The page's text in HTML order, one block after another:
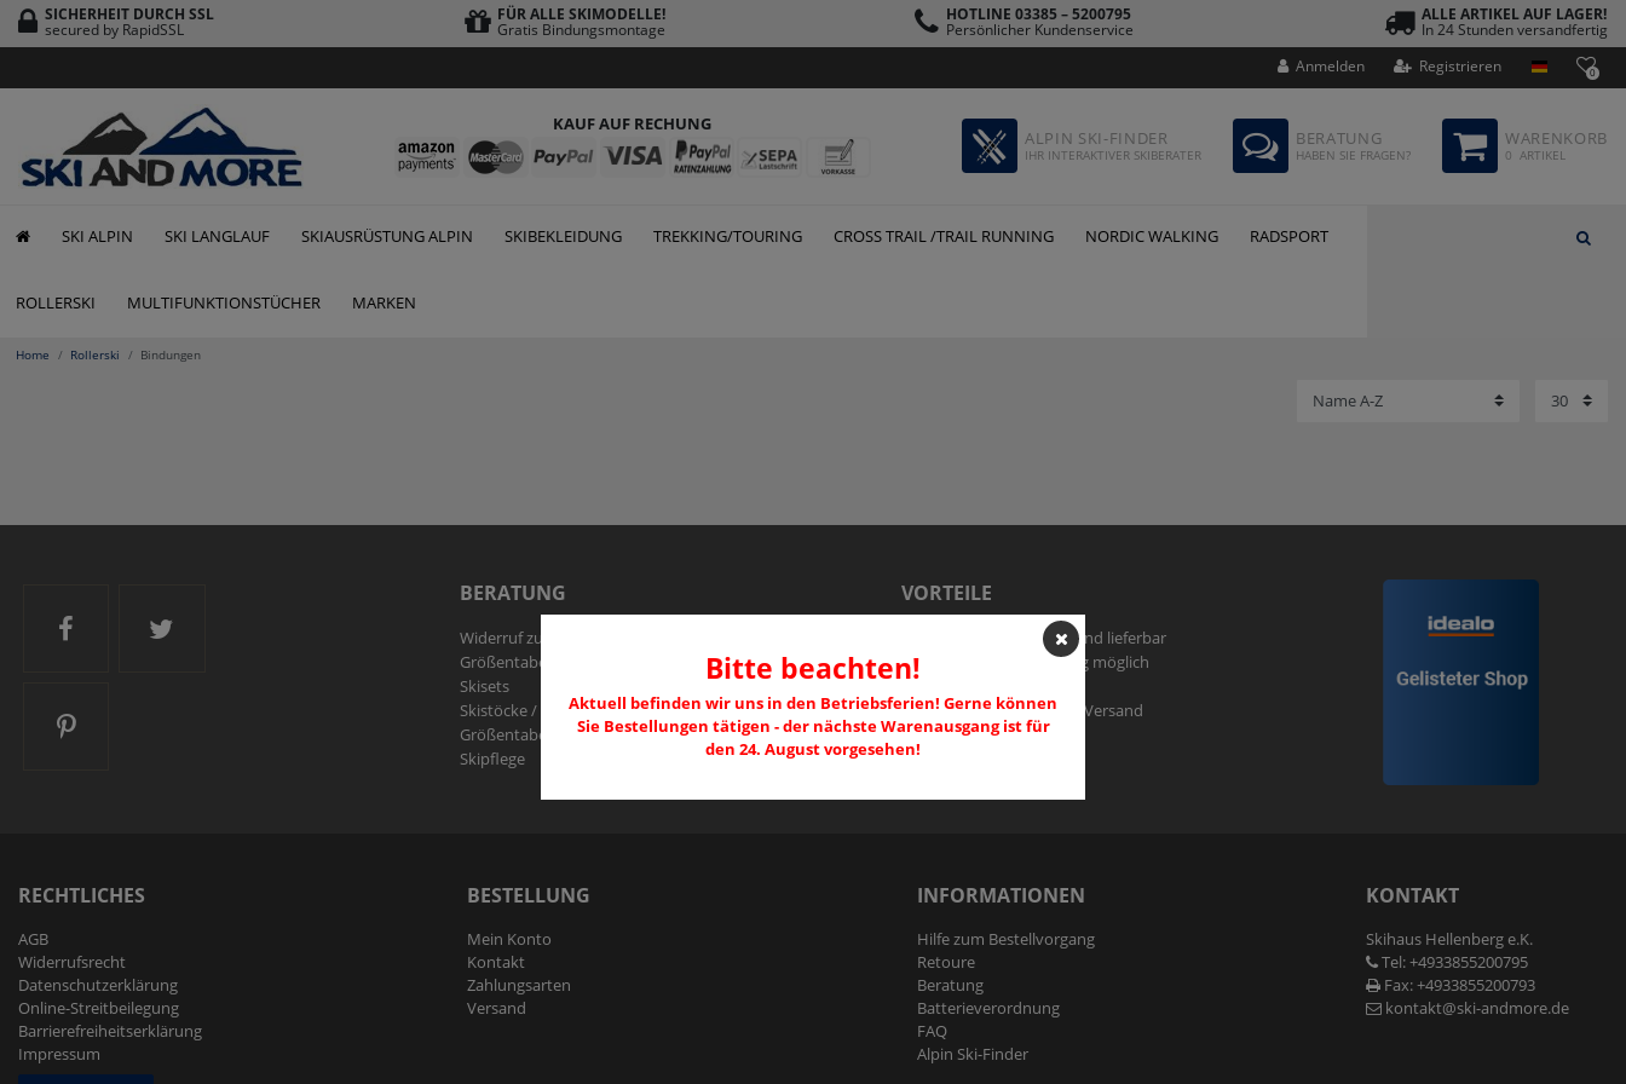
SICHERHEIT DURCH SSL
secured by RapidSSL
FÜR ALLE SKIMODELLE!
Gratis Bindungsmontage
HOTLINE 03385 – 5200795
Persönlicher Kundenservice
ALLE ARTIKEL AUF LAGER!
In 24 Stunden versandfertig
Anmelden
Registrieren 0
KAUF AUF RECHUNG
ALPIN SKI-FINDER
IHR INTERAKTIVER SKIBERATER
BERATUNG
HABEN SIE FRAGEN?
WARENKORB
0 ARTIKEL
SKI ALPIN SKI LANGLAUF SKIAUSRÜSTUNG ALPIN SKIBEKLEIDUNG TREKKING/TOURING CROSS TRAIL /TRAIL RUNNING NORDIC WALKING RADSPORT
ROLLERSKI MULTIFUNKTIONSTÜCHER MARKEN
Home Rollerski Bindungen
Ski and More auf Facebook
Ski and More auf Twitter
Ski and More auf Pinterest
BERATUNG
Widerruf zu Weihnachten
Größentabelle - Skischuhe
Skisets
Skistöcke / Poles
Größentabelle - Handschuhe
Skipflege
VORTEILE
Alle Artikel auf Lager und lieferbar
Kauf per Ratenzahlung möglich
Schneller versicherter Versand
SSL-Verschlüsslung
RECHTLICHES
AGB
Widerrufs­recht
Daten­schutz­erklärung
Online-Streitbeilegung
Barrierefreiheitserklärung
Impressum
BESTELLUNG
Mein Konto
Kontakt
Zahlungsarten
Versand
INFORMATIONEN
Hilfe zum Bestellvorgang
Retoure
Beratung
Batterieverordnung
FAQ
Alpin Ski-Finder
KONTAKT
Skihaus Hellenberg e.K.
Tel: +4933855200795
Fax: +4933855200793
kontakt@ski-andmore.de
Bitte beachten!
Aktuell befinden wir uns in den Betriebsferien! Gerne können
Sie Bestellungen tätigen - der nächste Warenausgang ist für
den 24. August vorgesehen!